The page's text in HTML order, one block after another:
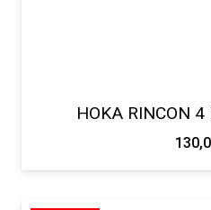
HOKA RINCON